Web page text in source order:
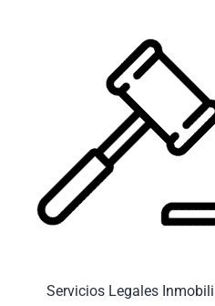
Servicios Legales